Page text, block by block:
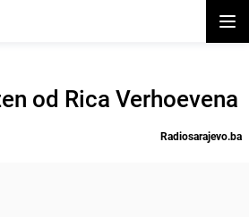
od Rica Verhoevena
Radiosarajevo.ba